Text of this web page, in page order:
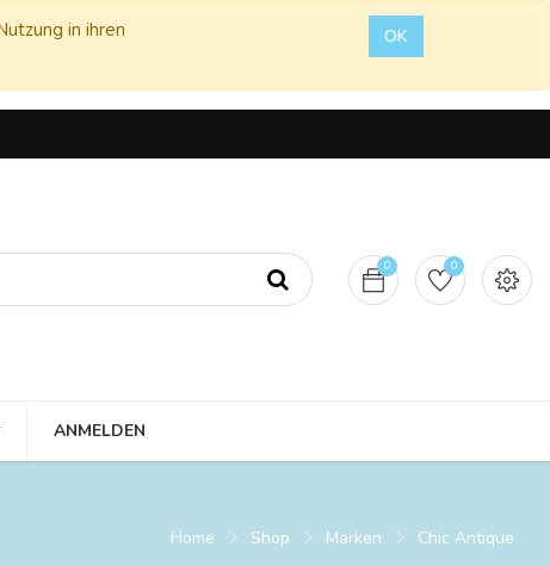
in ihren
OK
0 0
ANMELDEN
Home Shop Marken Chic Antique